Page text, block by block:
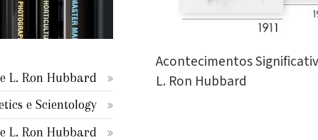
L. Ron Hubbard
e Scientology
L. Ron Hubbard
Acontecimentos
L. Ron Hubbard